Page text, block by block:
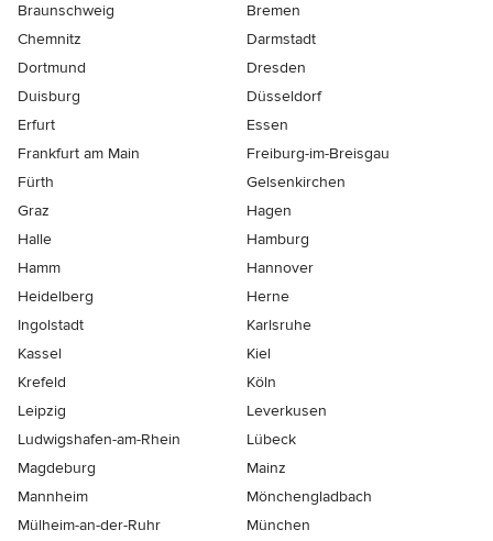
Braunschweig
Bremen
Chemnitz
Darmstadt
Dortmund
Dresden
Duisburg
Düsseldorf
Erfurt
Essen
Frankfurt am Main
Freiburg-im-Breisgau
Fürth
Gelsenkirchen
Graz
Hagen
Halle
Hamburg
Hamm
Hannover
Heidelberg
Herne
Ingolstadt
Karlsruhe
Kassel
Kiel
Krefeld
Köln
Leipzig
Leverkusen
Ludwigshafen-am-Rhein
Lübeck
Magdeburg
Mainz
Mannheim
Mönchen­gladbach
Mülheim-an-der-Ruhr
München